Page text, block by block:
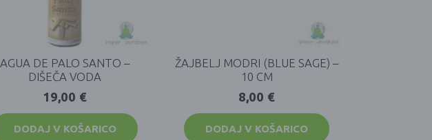
AGUA DE PALO SANTO –
DIŠEČA VODA
19,00 €
DODAJ V KOŠARICO
ŽAJBELJ MODRI (BLUE SAGE) –
10 CM
8,00 €
DODAJ V KOŠARICO